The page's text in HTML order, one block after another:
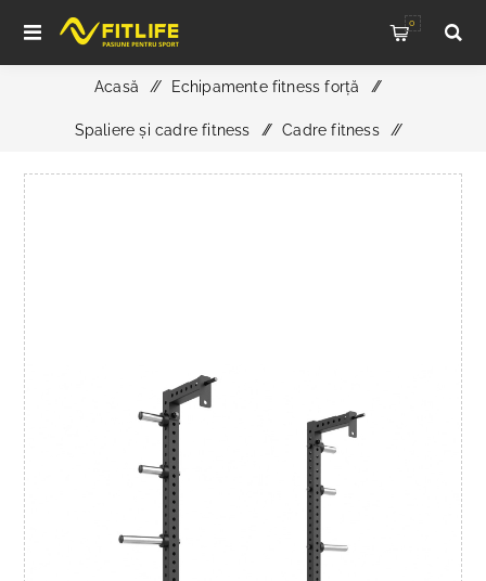
0
Acasă / Echipamente fitness forță /
Spaliere și cadre fitness / Cadre fitness /
Extensie de depozitare ATX Power Rack 780 2.0